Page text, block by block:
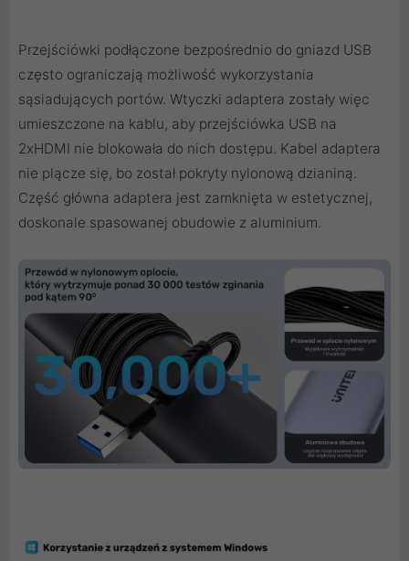
Przejściówki podłączone bezpośrednio do gniazd USB
często ograniczają możliwość wykorzystania
sąsiadujących portów. Wtyczki adaptera zostały więc
umieszczone na kablu, aby przejściówka USB na
2xHDMI nie blokowała do nich dostępu. Kabel adaptera
nie plącze się, bo został pokryty nylonową dzianiną.
Część główna adaptera jest zamknięta w estetycznej,
doskonale spasowanej obudowie z aluminium.